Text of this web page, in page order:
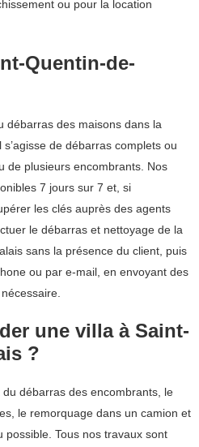
ou pour la location
Quentin-de-
débarras des maisons dans la
de débarras complets ou
de plusieurs encombrants. Nos
7 jours sur 7 et, si
les clés auprès des agents
le débarras et nettoyage de la
sans la présence du client, puis
ou par e-mail, en envoyant des
une villa à Saint-
?
débarras des encombrants, le
le remorquage dans un camion et
possible. Tous nos travaux sont